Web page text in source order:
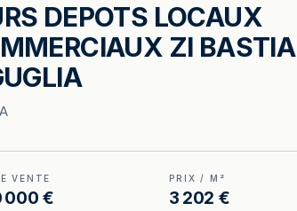
DEPOTS LOCAUX
ZI BASTIA
VENTE
000 €
PRIX / M²
3 202 €